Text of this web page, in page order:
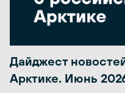
Дайджест
Арктике. Июнь